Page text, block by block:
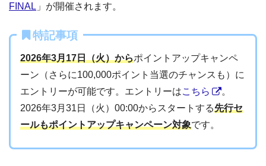
FINAL 」が開催されます。
特記事項
2026年3月17日（火）からポイントアップキャンペ
ーン（さらに100,000ポイント当選のチャンスも）に
エントリーが可能です。エントリーはこちら
。
2026年3月31日（火）00:00からスタートする先行セ
ールもポイントアップキャンペーン対象です。